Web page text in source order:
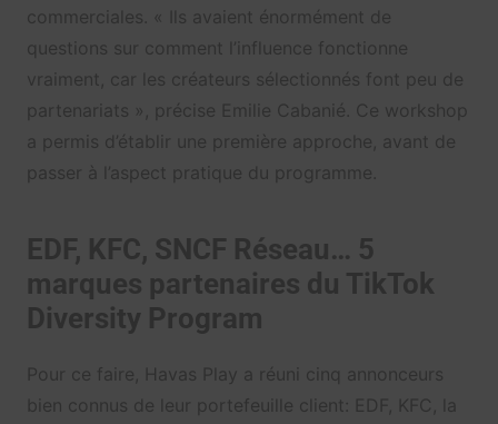
commerciales. « Ils avaient énormément de
questions sur comment l’influence fonctionne
vraiment, car les créateurs sélectionnés font peu de
partenariats », précise Emilie Cabanié. Ce workshop
a permis d’établir une première approche, avant de
passer à l’aspect pratique du programme.
EDF, KFC, SNCF Réseau… 5
marques partenaires du TikTok
Diversity Program
Pour ce faire, Havas Play a réuni cinq annonceurs
bien connus de leur portefeuille client: EDF, KFC, la